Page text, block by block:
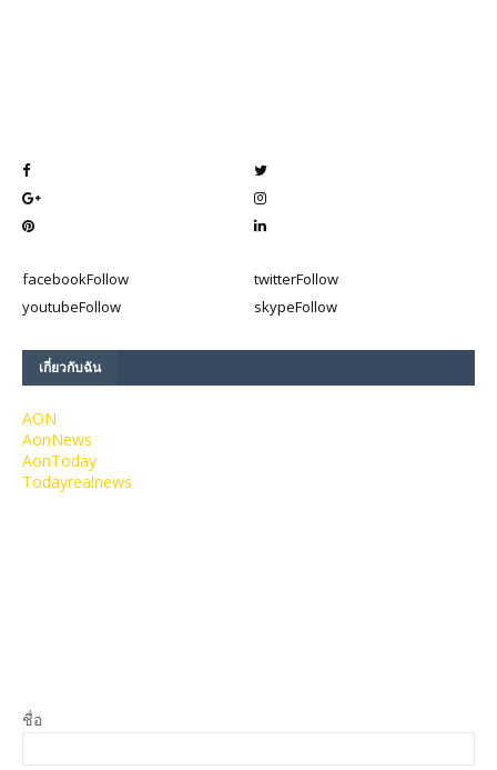
facebookFollow twitterFollow
youtubeFollow skypeFollow
เกี่ยวกับฉัน
AON
AonNews
AonToday
Todayrealnews
ชื่อ